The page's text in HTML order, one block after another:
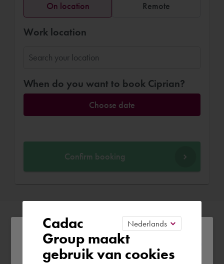
On location Remote
Work location
When do you want to book Ciprian?
Choose date
Confirm booking
Please confirm your current
region
Cadac
Group maakt
gebruik van cookies